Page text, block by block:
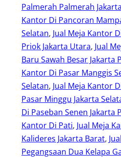
Palmerah Palmerah
Kantor Di Pancoran
Selatan, Jual Meja Kantor
Priok Jakarta Utara, Jual
Baru Sawah Besar Jakarta
Kantor Di Pasar Manggis
Selatan, Jual Meja Kantor
Pasar Minggu Jakarta
Di Paseban Senen Jakarta
Kantor Di Pati, Jual Meja
Kalideres Jakarta Barat,
Pegangsaan Dua Kelapa